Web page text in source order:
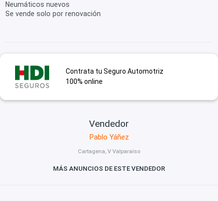
Neumáticos nuevos
Se vende solo por renovación
Contrata tu Seguro Automotriz
100% online
Vendedor
Pablo Yáñez
Cartagena, V Valparaíso
MÁS ANUNCIOS DE ESTE VENDEDOR